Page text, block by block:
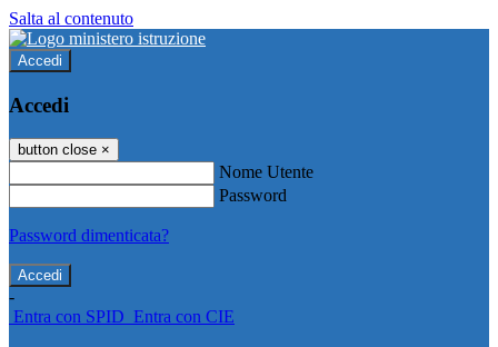
Salta al contenuto
Accedi
Accedi
button close ×
Nome Utente
Password
Password dimenticata?
-
Entra con SPID Entra con CIE